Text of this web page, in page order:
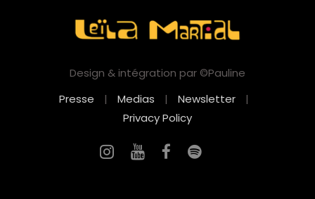
Design & intégration par ©Pauline
Presse
| Medias | Newsletter
|
Privacy Policy